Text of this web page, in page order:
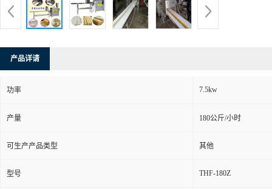
产品详请
功率 7.5kw
产量 180公斤/小时
可生产产品类型 其他
型号 THF-180Z